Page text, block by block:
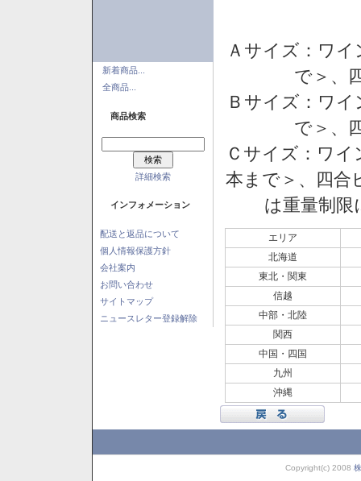
新着商品...
全商品...
商品検索
詳細検索
インフォメーション
配送と返品について
個人情報保護方針
会社案内
お問い合わせ
サイトマップ
ニュースレター登録解除
Ａサイズ：ワ
で＞、
Ｂサイズ：ワ
で＞、
Ｃサイズ：ワイ
本まで＞、四
は重量制
エリア
北海道
東北・関東
信越
中部・北陸
関西
中国・四国
九州
沖縄
Copyright(c) 2008